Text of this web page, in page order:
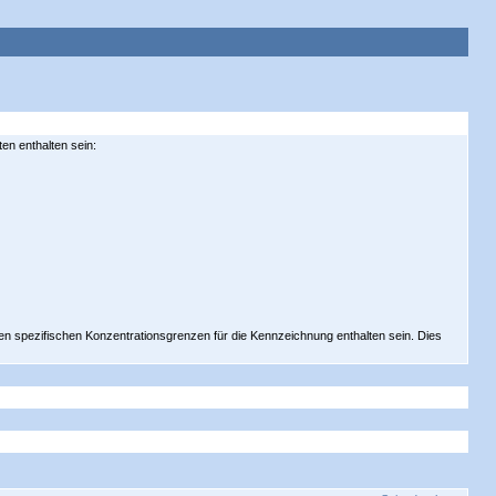
enthalten sein:
spezifischen Konzentrationsgrenzen für die Kennzeichnung enthalten sein. Dies